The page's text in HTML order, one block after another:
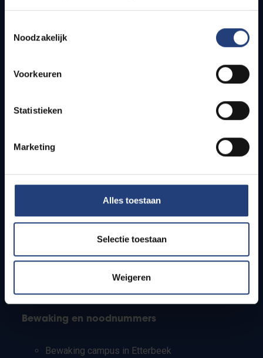
Noodzakelijk
Voorkeuren
Statistieken
Marketing
Alles toestaan
Selectie toestaan
Weigeren
Snel naar
Bereikbaarheid
Studenten
PhD-studenten
Leerkrachten en secundaire scholen
Bewaking en noodnummers
Bewaking campus in Etterbeek